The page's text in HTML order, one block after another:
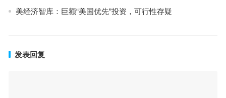
美经济智库：巨额“美国优先”投资，可行性存疑
发表回复